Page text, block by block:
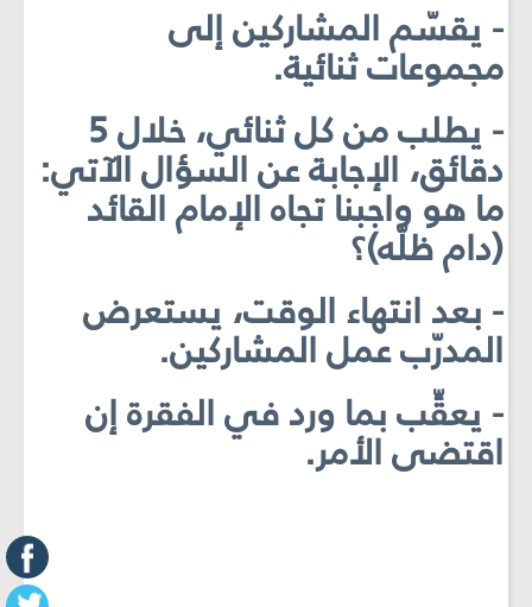
- يقسّم المشاركين إلى
مجموعات ثنائية.
- يطلب من كل ثنائي، خلال 5
دقائق، الإجابة عن السؤال الآتي:
ما هو واجبنا تجاه الإمام القائد
(دام ظلّه)؟
- بعد انتهاء الوقت، يستعرض
المدرّب عمل المشاركين.
- يعقِّب بما ورد في الفقرة إن
اقتضى الأمر.